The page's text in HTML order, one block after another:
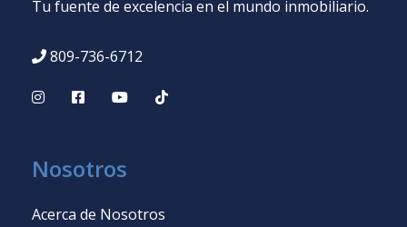
Tu fuente de excelencia en el mundo inmobiliario.
809-736-6712
Nosotros
Acerca de Nosotros